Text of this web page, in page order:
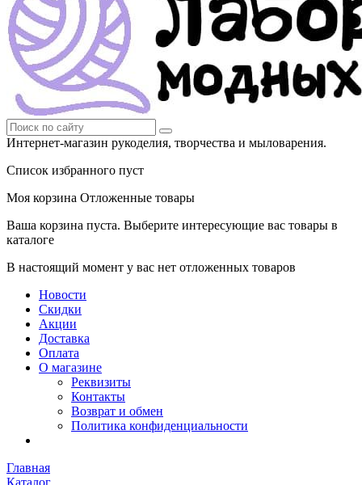
Интернет-магазин рукоделия, творчества и мыловарения.
Список избранного пуст
Моя корзина Отложенные товары
Ваша корзина пуста. Выберите интересующие вас товары в
каталоге
В настоящий момент у вас нет отложенных товаров
Новости
Скидки
Акции
Доставка
Оплата
О магазине
Реквизиты
Контакты
Возврат и обмен
Политика конфиденциальности
Главная
Каталог